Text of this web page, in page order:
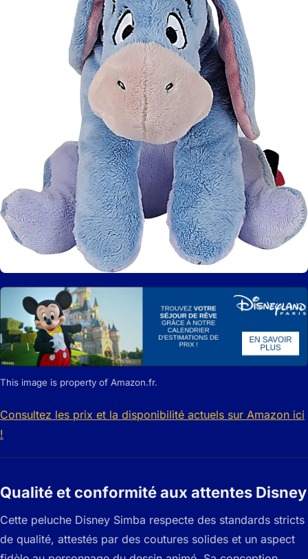
This image is property of Amazon.fr.
Consultez les prix et la disponibilité actuels sur Amazon ici
!
Qualité et conformité aux attentes Disney
Cette peluche Disney Simba respecte des standards stricts
de qualité, attestés par des coutures solides et un aspect